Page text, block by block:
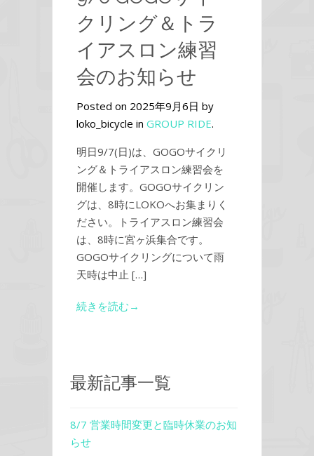
クリング＆トラ
イアスロン練習
会のお知らせ
Posted on 2025年9月6日 by
loko_bicycle in GROUP RIDE.
明日9/7(日)は、GOGOサイクリ
ング＆トライアスロン練習会を
開催します。GOGOサイクリン
グは、8時にLOKOへお集まりく
ださい。トライアスロン練習会
は、8時に宮ヶ浜集合です。
GOGOサイクリングについて雨
天時は中止 […]
続きを読む→
最新記事一覧
8/7 営業時間変更と臨時休業のお知
らせ